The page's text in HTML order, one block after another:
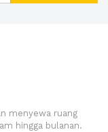
menyewa ruang
hingga bulanan.